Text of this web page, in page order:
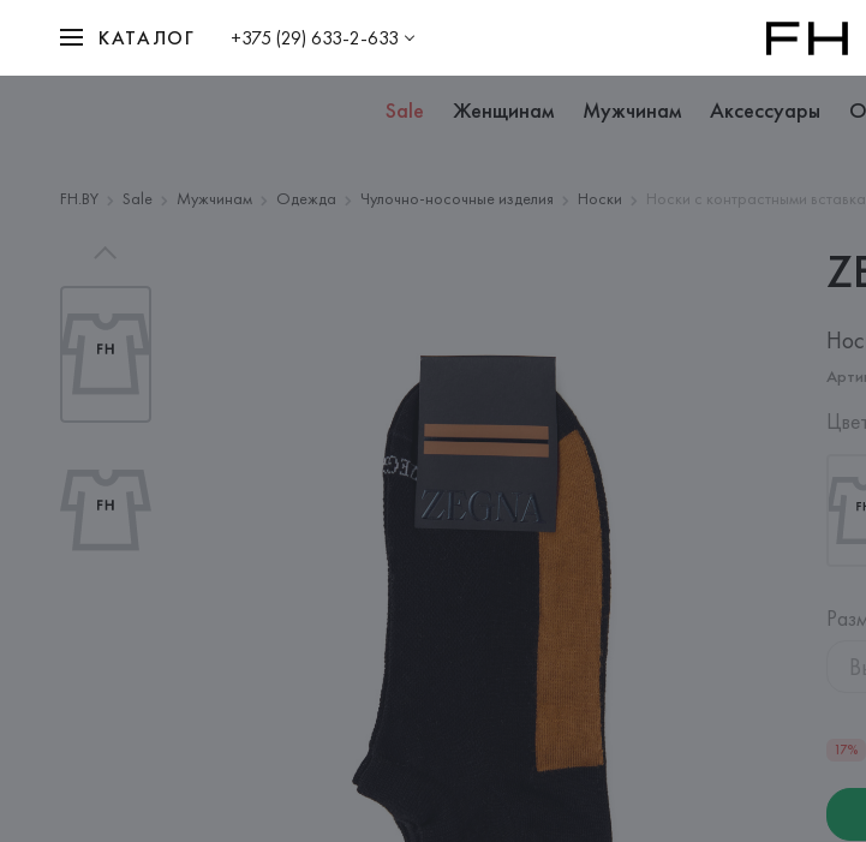
КАТАЛОГ +375 (29) 633-2-633
Sale Женщинам Мужчинам Аксессуары
FH.BY Sale Мужчинам Одежда Чулочно-носочные изделия Носки Носки с контрастными
17%